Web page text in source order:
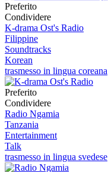
Preferito
Condividere
K-drama Ost's Radio
Filippine
Soundtracks
Korean
trasmesso in lingua coreana
Preferito
Condividere
Radio Ngamia
Tanzania
Entertainment
Talk
trasmesso in lingua svedese